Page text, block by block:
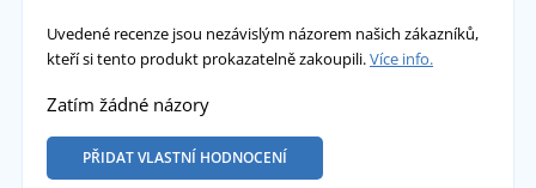
Uvedené recenze jsou nezávislým názorem našich zákazníků,
kteří si tento produkt prokazatelně zakoupili.Více info.
Zatím žádné názory
PŘIDAT VLASTNÍ HODNOCENÍ